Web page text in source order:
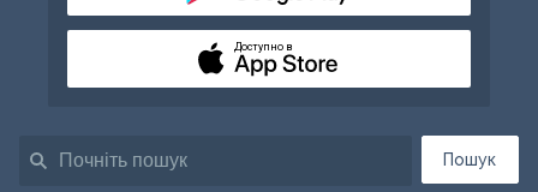
Пошук
Доступно в